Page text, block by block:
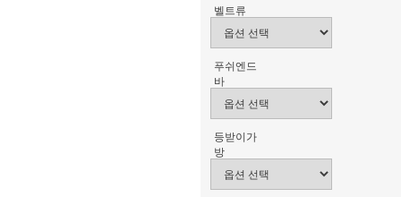
벨트류
푸쉬엔드
바
등받이가
방